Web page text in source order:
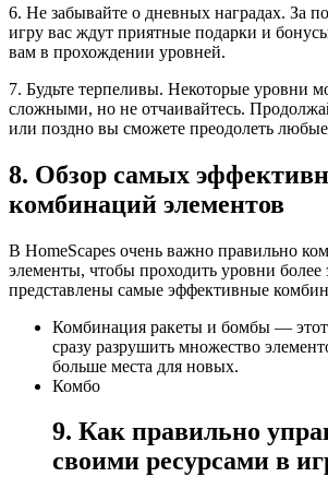
6. Не забывайте о дневных наградах. За
игру вас ждут приятные подарки и
вам в прохождении уровней.
7. Будьте терпеливы. Некоторые уровни
сложными, но не отчаивайтесь.
или поздно вы сможете преодолеть любые
8. Обзор самых
комбинаций элементов
В HomeScapes очень важно правильно
элементы, чтобы проходить уровни
представлены самые эффективные
Комбинация ракеты и бомбы — этот
сразу разрушить множество
больше места для новых.
Комбо
9. Как правильно
своими ресурсами в